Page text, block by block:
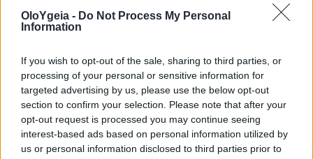
OloYgeia - Do Not Process My Personal
Information
If you wish to opt-out of the sale, sharing to third parties, or
processing of your personal or sensitive information for
targeted advertising by us, please use the below opt-out
section to confirm your selection. Please note that after your
opt-out request is processed you may continue seeing
interest-based ads based on personal information utilized by
us or personal information disclosed to third parties prior to
Medicine (2010-2023). Σήμερα προεδρεύει
στην επιτροπή Σεξολογίας της Ευρωπαϊκής
2019 ίδρυσε το International Online Sexology
Supervisors (IOSS), μια διεθνής πλατφόρμα
εκπαίδευσης των επαγγελματιών σεξολόγων 9
https://sexologysupervisors.org ) . Επιπλέον,
αναγνωρίζοντας την ανάγκη των ανδρών με